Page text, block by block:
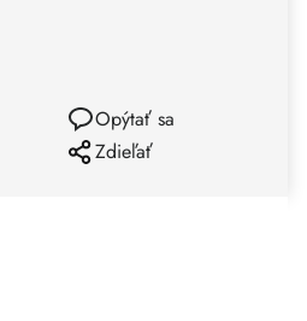
Opýtať sa
Zdieľať